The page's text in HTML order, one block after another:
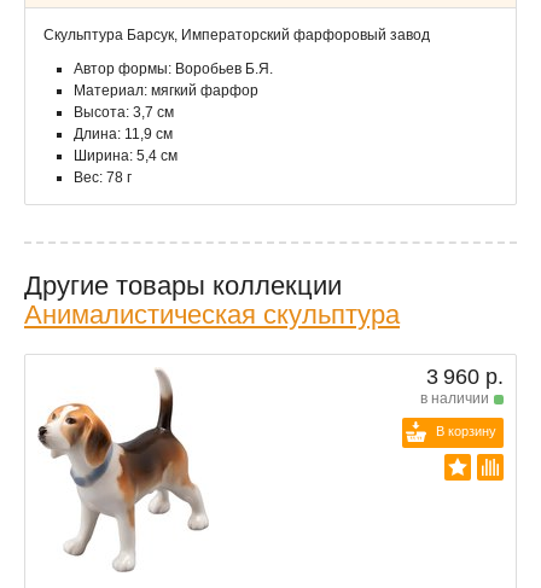
Скульптура Барсук, Императорский фарфоровый завод
Автор формы: Воробьев Б.Я.
Материал: мягкий фарфор
Высота: 3,7 см
Длина: 11,9 см
Ширина: 5,4 см
Вес: 78 г
Другие товары коллекции
Анималистическая скульптура
3 960 р.
в наличии
В корзину